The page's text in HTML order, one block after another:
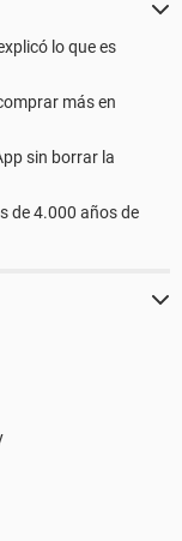
lo que es
más en
sin borrar la
de 4.000 años de